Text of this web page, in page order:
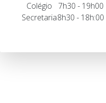
Colégio
7h30 - 19h00
Secretaria8h30 - 18h:00